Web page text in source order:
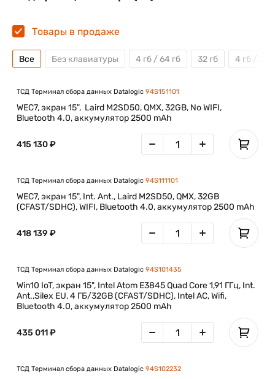
Товары в продаже
Все Без клавиатуры 4 гб / 64 гб 32 гб 4 гб / 32
ТСД Терминал сбора данных Datalogic 94S151101
WEC7, экран 15", Laird M2SD50, QMX, 32GB, No WIFI,
Bluetooth 4.0, аккумулятор 2500 mAh
415 130 ₽
ТСД Терминал сбора данных Datalogic 94S111101
WEC7, экран 15", Int. Ant., Laird M2SD50, QMX, 32GB
(CFAST/SDHC), WIFI, Bluetooth 4.0, аккумулятор 2500 mAh
418 139 ₽
ТСД Терминал сбора данных Datalogic 94S101435
Win10 IoT, экран 15", Intel Atom E3845 Quad Core 1,91 ГГц, Int.
Ant.,Silex EU, 4 ГБ/32GB (CFAST/SDHC), Intel AC, Wifi,
Bluetooth 4.0, аккумулятор 2500 mAh
435 011 ₽
ТСД Терминал сбора данных Datalogic 94S102232